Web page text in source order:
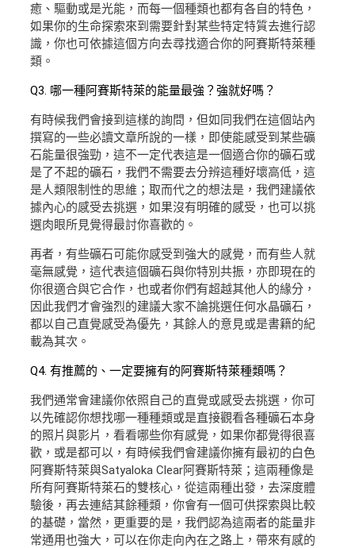
癒、驅動或是光能，而每一個種類也都有各自的特色，
如果你的生命探索來到需要針對某些特定特質去進行認
識，你也可依據這個方向去尋找適合你的阿賽斯特萊種
類。
Q3. 哪一種阿賽斯特萊的能量最強？強就好嗎？
有時候我們會接到這樣的詢問，但如同我們在這個站內
撰寫的一些必讀文章所說的一樣，即使能感受到某些礦
石能量很強勁，這不一定代表這是一個適合你的礦石或
是了不起的礦石，我們不需要去分辨這種好壞高低，這
是人類限制性的思維；取而代之的想法是，我們建議依
據內心的感受去挑選，如果沒有明確的感受，也可以挑
選肉眼所見覺得最討你喜歡的。
再者，有些礦石可能你感受到強大的感覺，而有些人就
毫無感覺，這代表這個礦石與你特別共振，亦即現在的
你很適合與它合作，也或者你們有超越其他人的緣分，
因此我們才會強烈的建議大家不論挑選任何水晶礦石，
都以自己直覺感受為優先，其餘人的意見或是書籍的紀
載為其次。
Q4. 有推薦的、一定要擁有的阿賽斯特萊種類嗎？
我們通常會建議你依照自己的直覺或感受去挑選，你可
以先確認你想找哪一種種類或是直接觀看各種礦石本身
的照片與影片，看看哪些你有感覺，如果你都覺得很喜
歡，或是都可以，有時候我們會建議你擁有最初的白色
阿賽斯特萊與Satyaloka Clear阿賽斯特萊；這兩種像是
所有阿賽斯特萊石的雙核心，從這兩種出發，去深度體
驗後，再去連結其餘種類，你會有一個可供探索與比較
的基礎，當然，更重要的是，我們認為這兩者的能量非
常通用也強大，可以在你走向內在之路上，帶來有感的